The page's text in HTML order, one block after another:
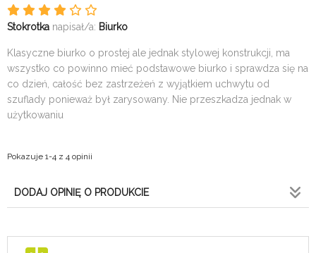
Stokrotka napisał/a: Biurko
Klasyczne biurko o prostej ale jednak stylowej konstrukcji, ma
wszystko co powinno mieć podstawowe biurko i sprawdza się na
co dzień, całość bez zastrzeżeń z wyjątkiem uchwytu od
szuflady ponieważ był zarysowany. Nie przeszkadza jednak w
użytkowaniu
Pokazuje 1-4 z 4 opinii
DODAJ OPINIĘ O PRODUKCIE